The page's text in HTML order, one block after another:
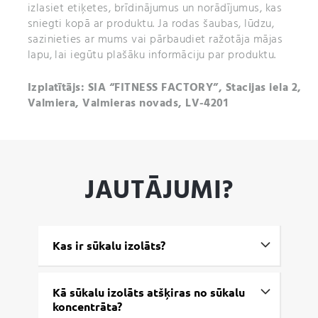
izlasiet etiķetes, brīdinājumus un norādījumus, kas
sniegti kopā ar produktu. Ja rodas šaubas, lūdzu,
sazinieties ar mums vai pārbaudiet ražotāja mājas
lapu, lai iegūtu plašāku informāciju par produktu.
Izplatītājs: SIA “FITNESS FACTORY”, Stacijas iela 2,
Valmiera, Valmieras novads, LV-4201
JAUTĀJUMI?
Kas ir sūkalu izolāts?
Kā sūkalu izolāts atšķiras no sūkalu
koncentrāta?